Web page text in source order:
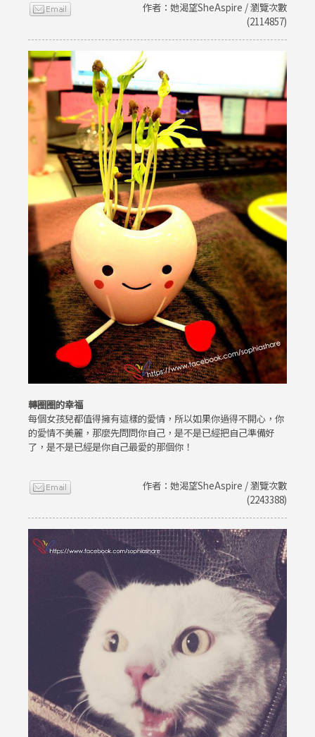
作者：她渴望SheAspire / 瀏覽次數
(2114857)
轉圈圈的幸福
每個女孩兒都值得擁有這樣的愛情，所以如果你過得不開心，你
的愛情不美麗，那麼先問問你自己，是不是已經把自己準備好
了，是不是已經是你自己最愛的那個你！
作者：她渴望SheAspire / 瀏覽次數
(2243388)